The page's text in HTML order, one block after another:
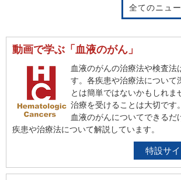
全てのニュ
動画で学ぶ「血液のがん」
血液のがんの治療法や検査法
す。各疾患や治療法について
とは簡単ではないかもしれま
治療を受けることは大切です
血液のがんについてできるだ
疾患や治療法について解説しています。
特設サ